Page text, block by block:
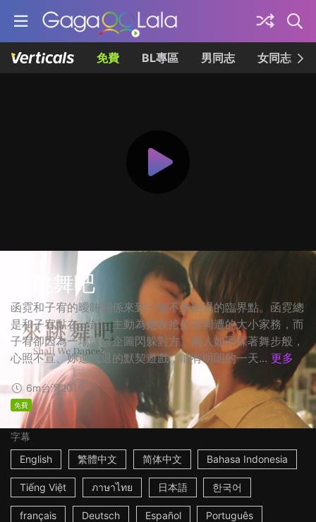
免費 BL專區 男同志 女同志
來跳舞吧
函霓和子宥的曖昧關係來到一個不進則退的臨界點。函霓總
是和子宥黏在一起，主動為她收拾生活周遭的大小家務，而
子宥卻因為一場誤會企圖閃躲對方。兩人如同踩著舞步般，
心照不宣、妳進我退的默契遊戲，能有明朗的一天... 更多
6m台灣2019
免費
字幕
English
繁體中文 简体中文 Bahasa Indonesia
Tiếng Việt ภาษาไทย 日本語 한국어
français Deutsch Español Português